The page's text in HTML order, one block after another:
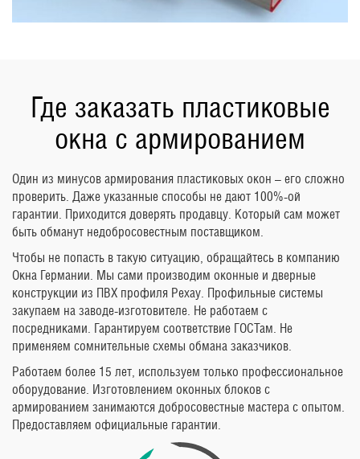
Где заказать пластиковые
окна с армированием
Один из минусов армирования пластиковых окон – его сложно
проверить. Даже указанные способы не дают 100%-ой
гарантии. Приходится доверять продавцу. Который сам может
быть обманут недобросовестным поставщиком.
Чтобы не попасть в такую ситуацию, обращайтесь в компанию
Окна Германии. Мы сами производим оконные и дверные
конструкции из ПВХ профиля Рехау. Профильные системы
закупаем на заводе-изготовителе. Не работаем с
посредниками. Гарантируем соответствие ГОСТам. Не
применяем сомнительные схемы обмана заказчиков.
Работаем более 15 лет, используем только профессиональное
оборудование. Изготовлением оконных блоков с
армированием занимаются добросовестные мастера с опытом.
Предоставляем официальные гарантии.